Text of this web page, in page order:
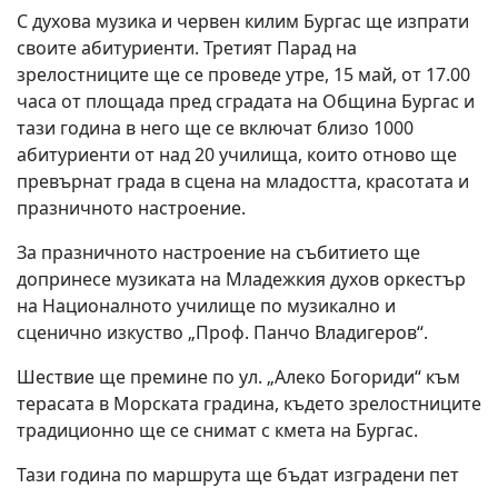
С духова музика и червен килим Бургас ще изпрати
своите абитуриенти. Третият Парад на
зрелостниците ще се проведе утре, 15 май, от 17.00
часа от площада пред сградата на Община Бургас и
тази година в него ще се включат близо 1000
абитуриенти от над 20 училища, които отново ще
превърнат града в сцена на младостта, красотата и
празничното настроение.
За празничното настроение на събитието ще
допринесе музиката на Младежкия духов оркестър
на Националното училище по музикално и
сценично изкуство „Проф. Панчо Владигеров“.
Шествие ще премине по ул. „Алеко Богориди“ към
терасата в Морската градина, където зрелостниците
традиционно ще се снимат с кмета на Бургас.
Тази година по маршрута ще бъдат изградени пет